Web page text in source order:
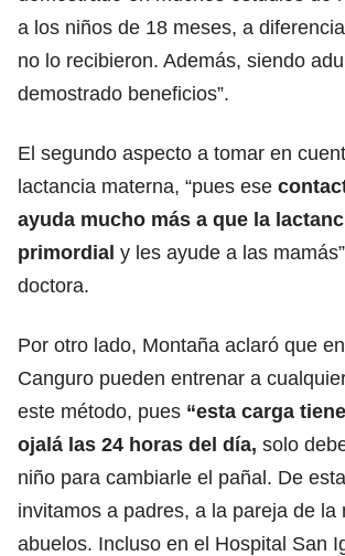
a los niños de 18 meses, a
no lo recibieron. Además, siendo
demostrado beneficios”.
El segundo aspecto a tomar en
lactancia materna, “pues ese
ayuda mucho más a que la
primordial y les ayude a las
doctora.
Por otro lado, Montaña aclaró que
Canguro pueden entrenar a
este método, pues “esta carga
ojalá las 24 horas del día, solo
niño para cambiarle el pañal. De
invitamos a padres, a la pareja de la
abuelos. Incluso en el Hospital San